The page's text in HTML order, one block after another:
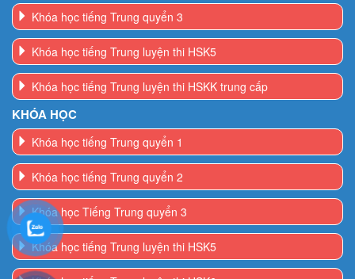
Khóa học tiếng Trung quyển 3
Khóa học tiếng Trung luyện thi HSK5
Khóa học tiếng Trung luyện thi HSKK trung cấp
KHÓA HỌC
Khóa học tiếng Trung quyển 1
Khóa học tiếng Trung quyển 2
Khóa học Tiếng Trung quyển 3
Khóa học tiếng Trung luyện thi HSK5